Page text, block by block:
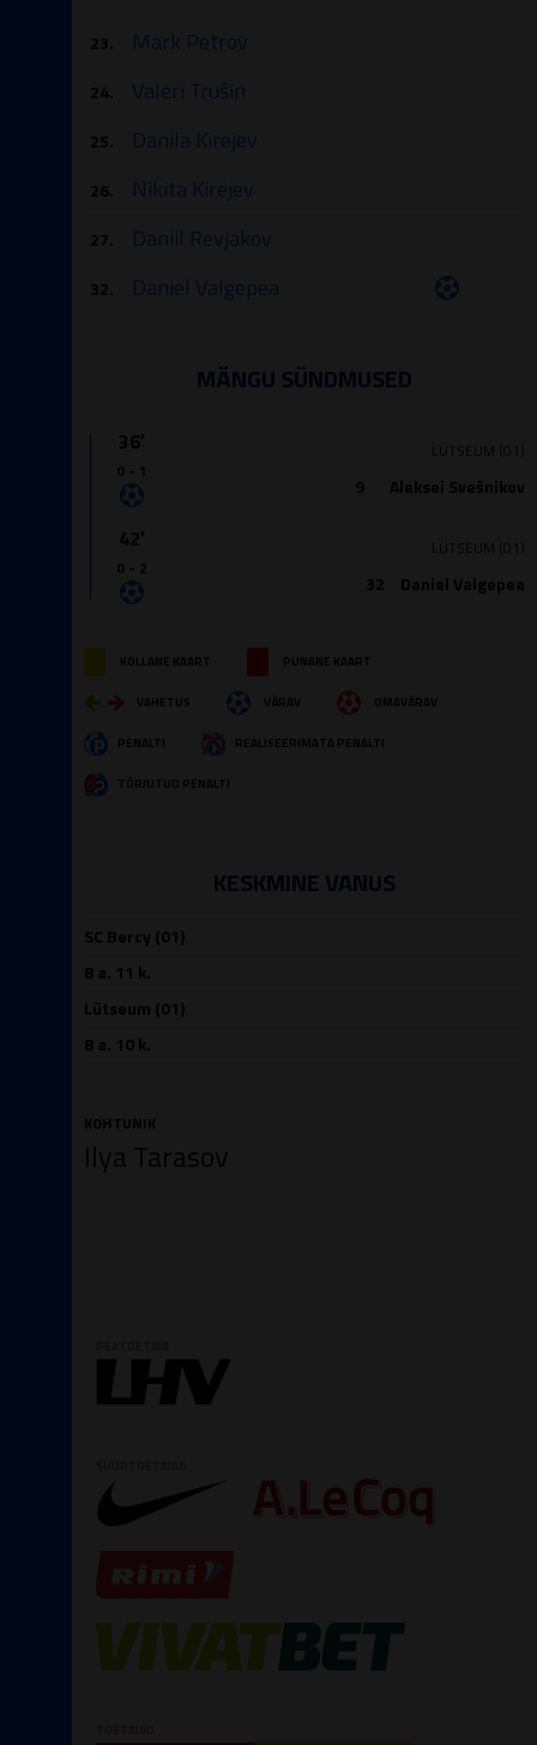
23. Mark Petrov
24. Valeri Trušin
25. Danila Kirejev
26. Nikita Kirejev
27. Daniil Revjakov
32. Daniel Valgepea
MÄNGU SÜNDMUSED
36′
0 - 1
9 Aleksei Svešnikov
LÜTSEUM (01)
42′
0 - 2
32 Daniel Valgepea
LÜTSEUM (01)
KOLLANE KAART PUNANE KAART
VAHETUS VÄRAV OMAVÄRAV
PENALTI REALISEERIMATA PENALTI
TÕRJUTUD PENALTI
KESKMINE VANUS
SC Bercy (01)
8 a. 11 k.
Lütseum (01)
8 a. 10 k.
KOHTUNIK
Ilya Tarasov